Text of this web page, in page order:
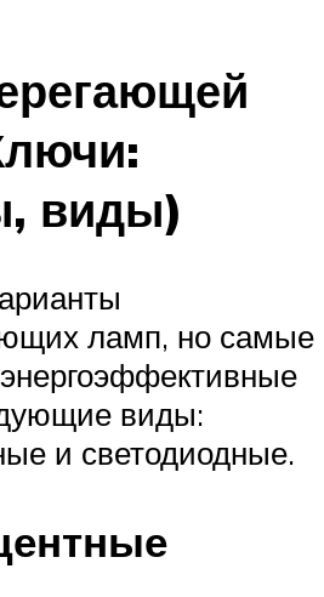
виды)
ламп, но самые
виды:
и светодиодные.